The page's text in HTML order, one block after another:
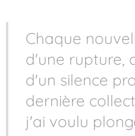
Chaque
d'une rupture,
d'un silence
dernière
j'ai voulu